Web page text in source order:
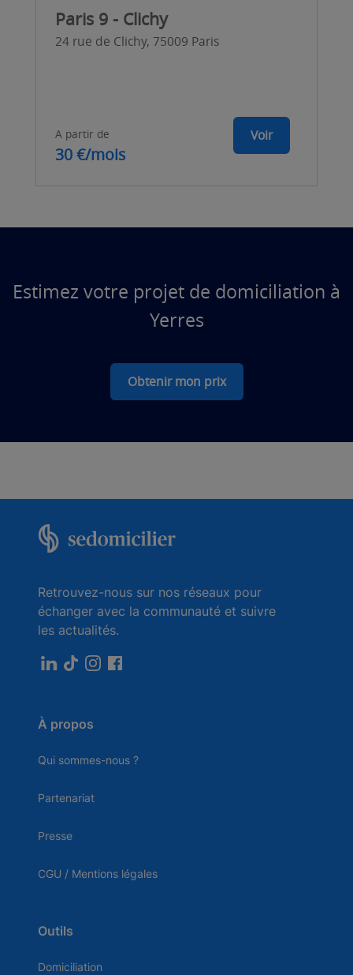
Paris 9 - Clichy
24 rue de Clichy, 75009 Paris
A partir de
30 €/mois
Voir
Estimez votre projet de domiciliation à
Yerres
Obtenir mon prix
Retrouvez-nous sur nos réseaux pour
échanger avec la communauté et suivre
les actualités.
À propos
Qui sommes-nous ?
Partenariat
Presse
CGU / Mentions légales
Outils
Domiciliation